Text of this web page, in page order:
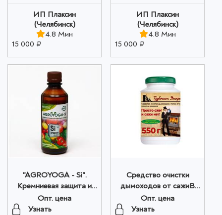
ИП Плаксин
(Челябинск)
4.8 Мин
15 000 ₽
ИП Плаксин
(Челябинск)
4.8 Мин
15 000 ₽
"AGROYOGA - Si".
Кремниевая защита и
подкормка растений,
300 мл оптом
Опт. цена
Узнать
Средство очистки
дымоходов от сажиВ
ГРАНУЛАХ "GreenFire"
(Новинка) 550 гр. оптом
Опт. цена
Узнать